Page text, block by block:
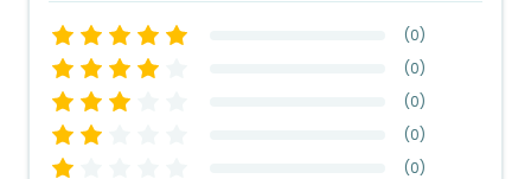
(0)
(0)
(0)
(0)
(0)